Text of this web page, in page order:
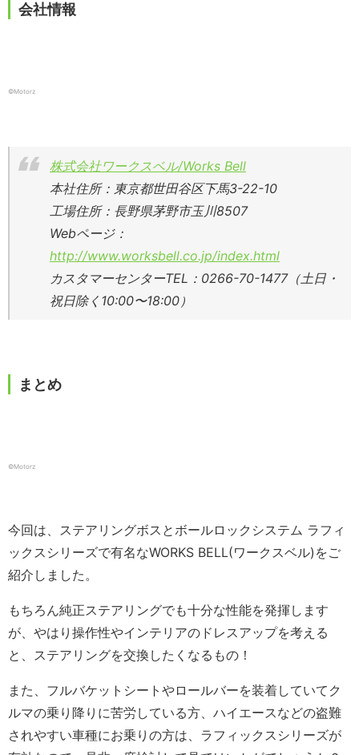
会社情報
©️Motorz
株式会社ワークスベル/Works Bell
本社住所：東京都世田谷区下馬3-22-10
工場住所：長野県茅野市玉川8507
Webページ：
http://www.worksbell.co.jp/index.html
カスタマーセンターTEL：0266-70-1477（土日・
祝日除く10:00〜18:00）
まとめ
©️Motorz
今回は、ステアリングボスとボールロックシステム ラフィ
ックスシリーズで有名なWORKS BELL(ワークスベル)をご
紹介しました。
もちろん純正ステアリングでも十分な性能を発揮します
が、やはり操作性やインテリアのドレスアップを考える
と、ステアリングを交換したくなるもの！
また、フルバケットシートやロールバーを装着していてク
ルマの乗り降りに苦労している方、ハイエースなどの盗難
されやすい車種にお乗りの方は、ラフィックスシリーズが